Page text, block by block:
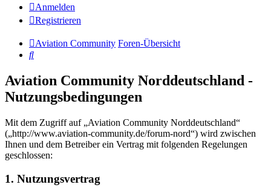
Anmelden
Registrieren
Aviation Community Foren-Übersicht
Suche
Aviation Community Norddeutschland -
Nutzungsbedingungen
Mit dem Zugriff auf „Aviation Community Norddeutschland“
(„http://www.aviation-community.de/forum-nord“) wird zwischen
Ihnen und dem Betreiber ein Vertrag mit folgenden Regelungen
geschlossen:
1. Nutzungsvertrag